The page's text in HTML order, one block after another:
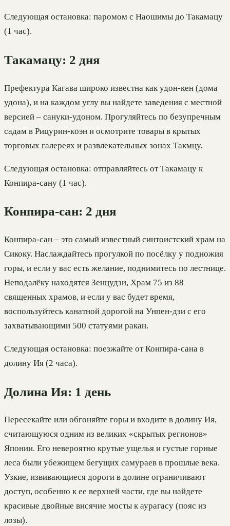
Следующая остановка: паромом с Наошимы до Такамацу
(1 час).
Такамацу: 2 дня
Префектура Кагава широко известна как удон-кен (дома
удона), и на каждом углу вы найдете заведения с местной
версией – сануки-удоном. Прогуляйтесь по безупречным
садам в Рицурин-кōэн и осмотрите товары в крытых
торговых галереях и развлекательных зонах Такмцу.
Следующая остановка: отправляйтесь от Такамацу к
Конпира-сану (1 час).
Конпира-сан: 2 дня
Конпира-сан – это самый известный синтоистский храм на
Сикоку. Наслаждайтесь прогулкой по посёлку у подножия
горы, и если у вас есть желание, поднимитесь по лестнице.
Неподалёку находятся Зенцудзи, Храм 75 из 88
священных храмов, и если у вас будет время,
воспользуйтесь канатной дорогой на Унпен-дзи с его
захватывающими 500 статуями ракан.
Следующая остановка: поезжайте от Конпира-сана в
долину Ия (2 часа).
Долина Ия: 1 день
Пересекайте или обгоняйте горы и входите в долину Ия,
считающуюся одним из великих «скрытых регионов»
Японии. Его невероятно крутые ущелья и густые горные
леса были убежищем бегущих самураев в прошлые века.
Узкие, извивающиеся дороги в долине ограничивают
доступ, особенно к ее верхней части, где вы найдете
красивые двойные висячие мосты к аурагасу (пояс из
лозы).